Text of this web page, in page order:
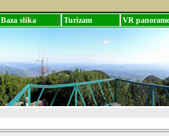
Baza slika Turizam VR panorame